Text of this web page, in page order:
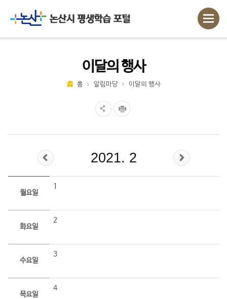
이달의 행사
홈 알림마당 이달의 행사
2021. 2
월요일
1
화요일
2
수요일
3
목요일
4